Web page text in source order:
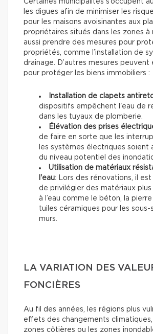
les digues afin de minimiser les
pour les maisons avoisinantes aux
propriétaires situés dans les zones à
aussi prendre des mesures pour
propriétés, comme l’installation de
drainage. D’autres mesures peuvent
pour protéger les biens immobiliers :
Installation de clapets
dispositifs empêchent l'eau de
dans les tuyaux de plomberie.
Élévation des prises
de faire en sorte que les
les systèmes électriques soient
du niveau potentiel des
Utilisation de matériaux
l'eau: Lors des rénovations, il est
de privilégier des matériaux
à l’eau comme le béton, la
tuiles céramiques pour les sous-
murs.
LA VARIATION DES
FONCIÈRES
Au fil des années, les régions plus
effets des changements
zones côtières ou les zones